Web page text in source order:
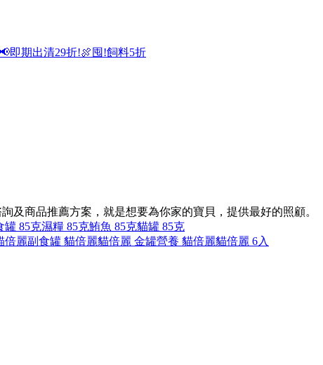
📢即期出清29折!🍖囤!飼料5折
及商品推薦方案，就是想要為你家的寶貝，提供最好的照顧。
罐 85克濕糧 85克鮪魚 85克貓罐 85克
倍麗副食罐 貓倍麗貓倍麗 金罐營養 貓倍麗貓倍麗 6入